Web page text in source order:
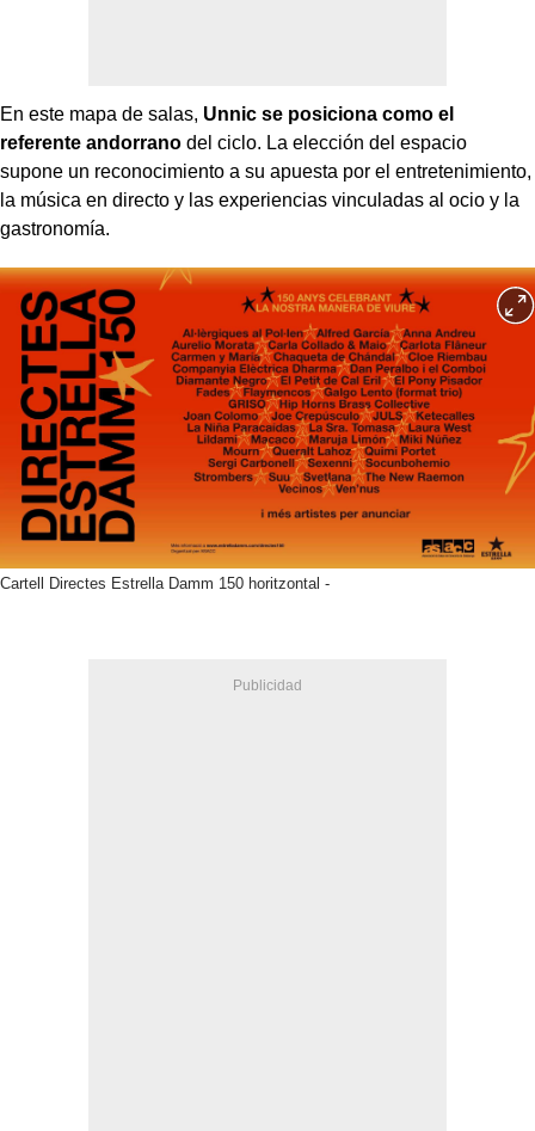
En este mapa de salas, Unnic se posiciona como el
referente andorrano del ciclo. La elección del espacio
supone un reconocimiento a su apuesta por el entretenimiento,
la música en directo y las experiencias vinculadas al ocio y la
gastronomía.
Cartell Directes Estrella Damm 150 horitzontal -